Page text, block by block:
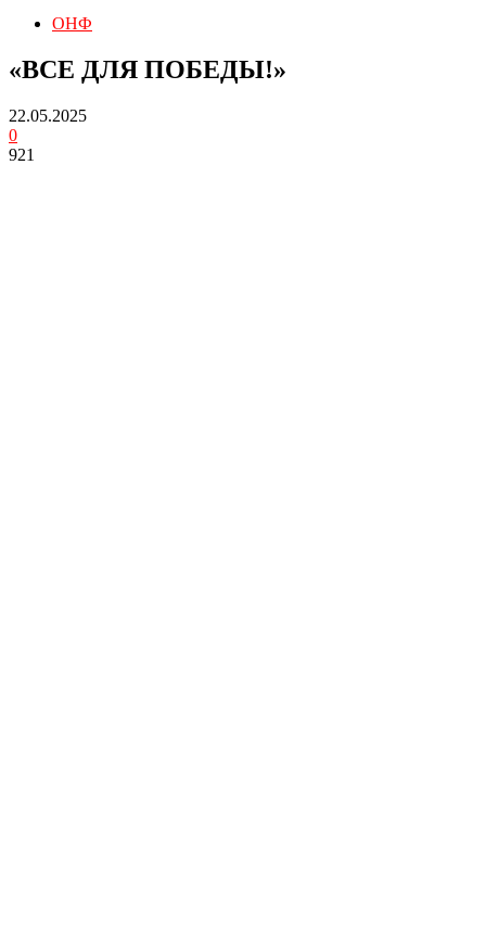
ОНФ
«ВСЕ ДЛЯ ПОБЕДЫ!»
22.05.2025
0
921